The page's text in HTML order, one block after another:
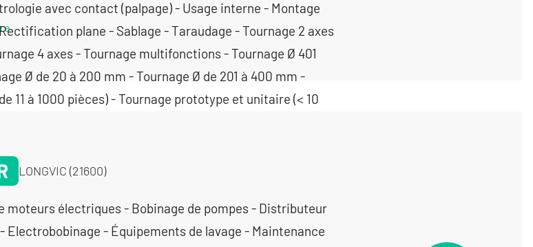
LONGVIC (21600)
moteurs électriques - Bobinage de pompes - Distributeur
Electrobobinage - Équipements de lavage - Maintenance